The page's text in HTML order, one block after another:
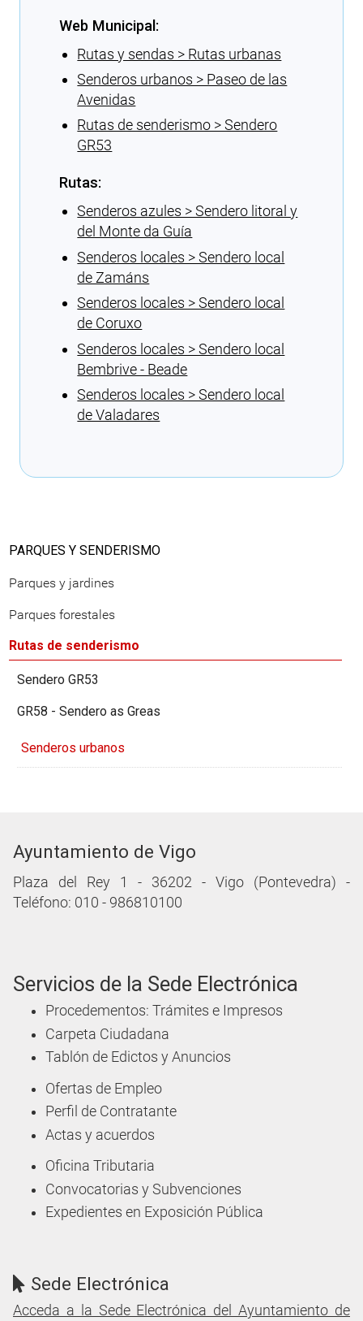
Web Municipal:
Rutas y sendas > Rutas urbanas
Senderos urbanos > Paseo de las
Avenidas
Rutas de senderismo > Sendero
GR53
Rutas:
Senderos azules > Sendero litoral y
del Monte da Guía
Senderos locales > Sendero local
de Zamáns
Senderos locales > Sendero local
de Coruxo
Senderos locales > Sendero local
Bembrive - Beade
Senderos locales > Sendero local
de Valadares
PARQUES Y SENDERISMO
Parques y jardines
Parques forestales
Rutas de senderismo
Sendero GR53
GR58 - Sendero as Greas
Senderos urbanos
Ayuntamiento de Vigo
Plaza del Rey 1 - 36202 - Vigo (Pontevedra) -
Teléfono: 010 - 986810100
Servicios de la Sede Electrónica
Procedementos: Trámites e Impresos
Carpeta Ciudadana
Tablón de Edictos y Anuncios
Ofertas de Empleo
Perfil de Contratante
Actas y acuerdos
Oficina Tributaria
Convocatorias y Subvenciones
Expedientes en Exposición Pública
Sede Electrónica
Acceda a la Sede Electrónica del Ayuntamiento de